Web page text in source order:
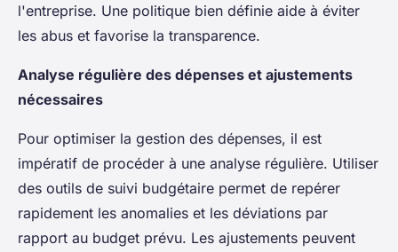
l'entreprise. Une politique bien définie aide à éviter
les abus et favorise la transparence.
Analyse régulière des dépenses et ajustements
nécessaires
Pour optimiser la gestion des dépenses, il est
impératif de procéder à une analyse régulière. Utiliser
des outils de suivi budgétaire permet de repérer
rapidement les anomalies et les déviations par
rapport au budget prévu. Les ajustements peuvent